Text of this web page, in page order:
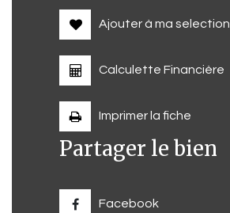
Ajouter à ma selection
Calculette Financière
Imprimer la fiche
Partager le bien
Facebook